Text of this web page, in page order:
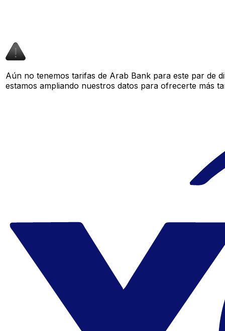
Aún no tenemos tarifas de Arab Bank para este par de
estamos ampliando nuestros datos para ofrecerte más